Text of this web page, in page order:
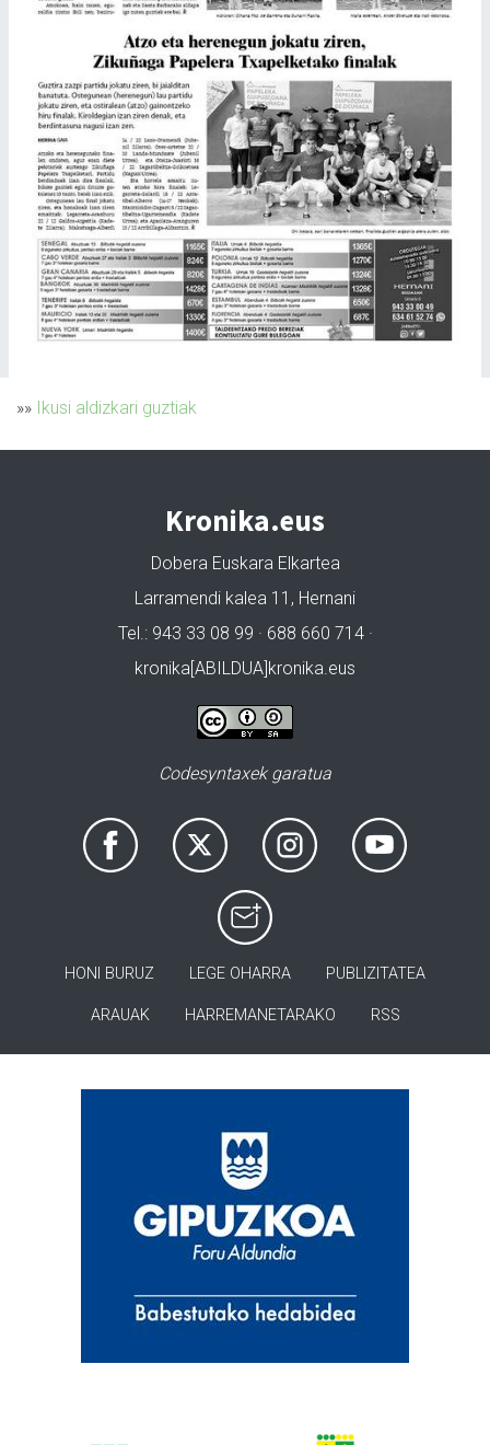
»» Ikusi aldizkari guztiak
Kronika.eus
Dobera Euskara Elkartea
Larramendi kalea 11, Hernani
Tel.: 943 33 08 99 · 688 660 714 ·
kronika[ABILDUA]kronika.eus
Codesyntaxek garatua
HONI BURUZ LEGE OHARRA PUBLIZITATEA
ARAUAK HARREMANETARAKO RSS